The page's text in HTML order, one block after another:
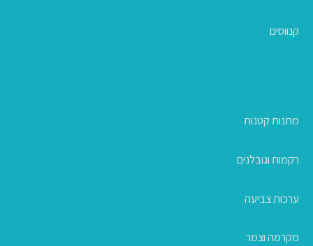
קנווסים
מתנות קטנות
רקמות וגובלנים
ערכות צביעה
מקרמה וצמר